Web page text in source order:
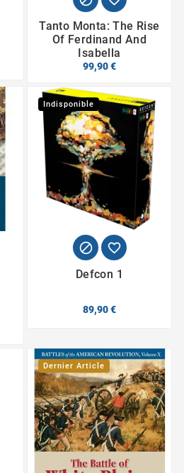
Tanto Monta: The Rise
Of Ferdinand And
Isabella
99,90 €
Indisponible
 
Defcon 1
89,90 €
Dernier Article